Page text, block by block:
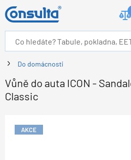
Do domácnosti
Vůně do auta ICON -
Classic
AKCE